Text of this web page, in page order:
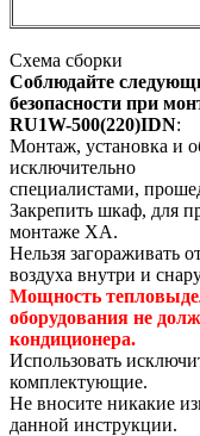
Схема сборки
Соблюдайте
безопасности при
RU1W-500(220)IDN:
Монтаж, установка и
исключительно
специалистами,
Закрепить шкаф, для
монтаже ХА.
Нельзя загораживать
воздуха внутри и
Мощность
оборудования не
кондиционера.
Использовать
комплектующие.
Не вносите никакие
данной инструкции.